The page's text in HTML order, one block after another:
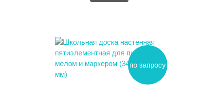
по запросу